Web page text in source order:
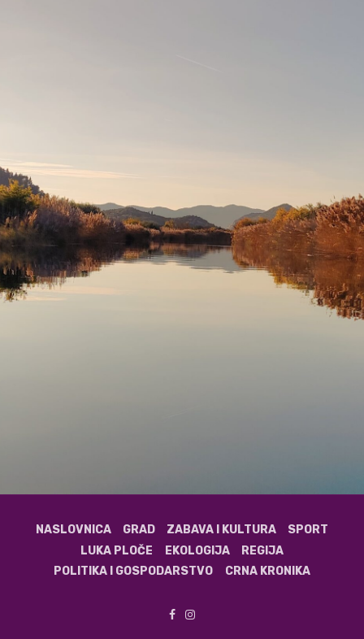
NASLOVNICA GRAD ZABAVA I KULTURA
SPORT
LUKA PLOČE
EKOLOGIJA
REGIJA
POLITIKA I GOSPODARSTVO
CRNA KRONIKA